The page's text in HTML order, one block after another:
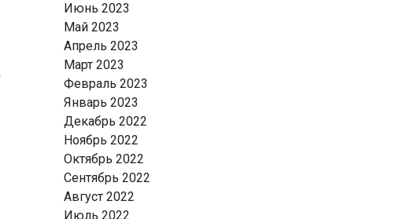
Июнь 2023
Май 2023
Апрель 2023
Март 2023
Февраль 2023
Январь 2023
Декабрь 2022
Ноябрь 2022
Октябрь 2022
Сентябрь 2022
Август 2022
Июль 2022